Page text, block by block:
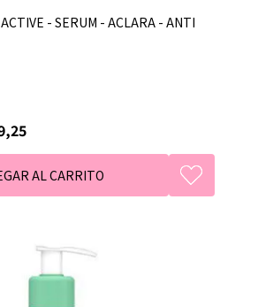
- SERUM - ACLARA - ANTI